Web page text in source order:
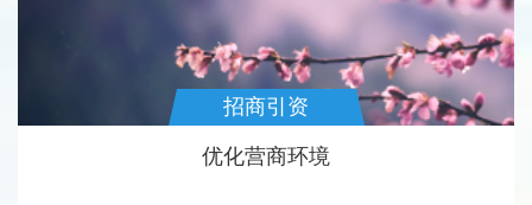
招商引资
优化营商环境